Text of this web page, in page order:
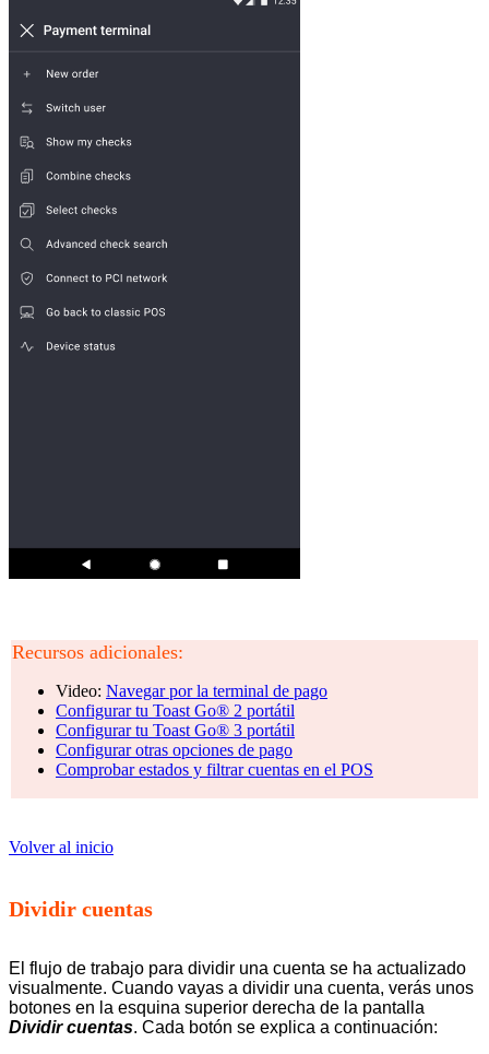
Recursos adicionales:
Video: Navegar por la terminal de pago
Configurar tu Toast Go® 2 portátil
Configurar tu Toast Go® 3 portátil
Configurar otras opciones de pago
Comprobar estados y filtrar cuentas en el POS
Volver al inicio
Dividir cuentas
El flujo de trabajo para dividir una cuenta se ha actualizado
visualmente. Cuando vayas a dividir una cuenta, verás unos
Dividir cuentas. Cada botón se explica a continuación: